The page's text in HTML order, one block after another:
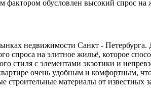
обусловлен высокий спрос на
недвижимости Санкт -
спроса на элитное жильё, которое
стиля с элементами экзотики и
очень удобным и комфортным,
материалы от известных